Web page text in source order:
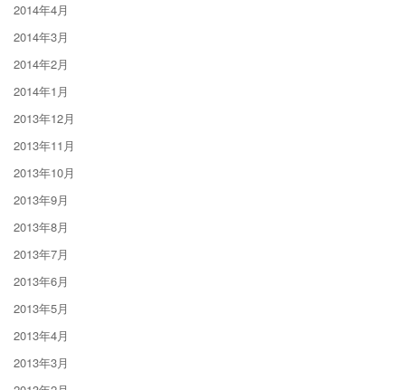
2014年4月
2014年3月
2014年2月
2014年1月
2013年12月
2013年11月
2013年10月
2013年9月
2013年8月
2013年7月
2013年6月
2013年5月
2013年4月
2013年3月